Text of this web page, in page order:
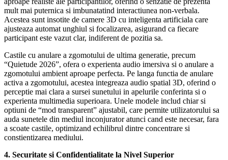
mult mai puternica si imbunatatind interactiunea non-verbala.
Acestea sunt insotite de camere 3D cu inteligenta artificiala care
ajusteaza automat unghiul si focalizarea, asigurand ca fiecare
participant este vazut clar, indiferent de pozitia sa.
Castile cu anulare a zgomotului de ultima generatie, precum
“Quietude 2026”, ofera o experienta audio imersiva si o anulare a
zgomotului ambient aproape perfecta. Pe langa functia de anulare
activa a zgomotului, acestea integreaza audio spatial 3D, oferind o
perceptie mai clara a sursei sunetului in apelurile conferinta si o
experienta multimedia superioara. Unele modele includ chiar si
optiuni de “mod transparent” ajustabil, care permite utilizatorului sa
auda sunetele din mediul inconjurator atunci cand este necesar, fara
a scoate castile, optimizand echilibrul dintre concentrare si
constientizarea mediului.
4. Securitate si Confidentialitate la Nivel Superior